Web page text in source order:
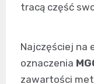
tracą część
Najczęściej na
oznaczenia
zawartości